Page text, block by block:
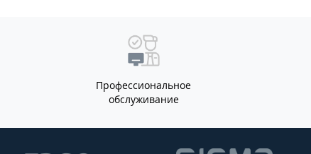
Профессиональное
обслуживание